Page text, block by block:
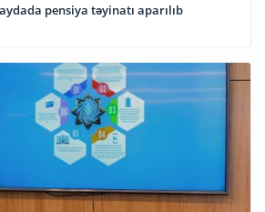
pensiya təyinatı aparılıb